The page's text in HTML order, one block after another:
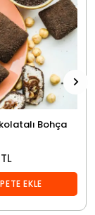
Bohça
EKLE